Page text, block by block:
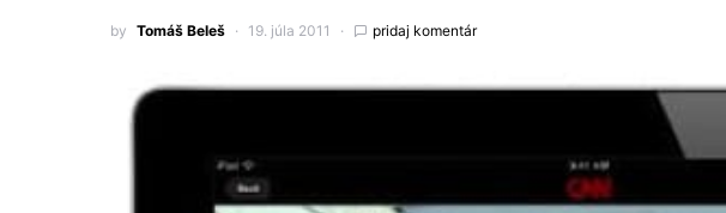
by Tomáš Beleš 19. júla 2011 pridaj komentár